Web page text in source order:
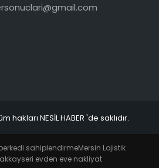
hakları NESİL HABER 'de saklıdır.
kedi sahiplendirmeMersin Lojistik
kayseri evden eve nakliyat